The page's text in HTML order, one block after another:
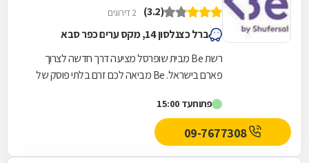
(3.2) 2 דירוגים
ברל כצנלסון 14, מקס ערים כפר סבא
רשת Be מבית שופרסל מציעה דרך חדשה לצרוך
פארם בישראל. Be מביאה לכם זרם בלתי פוסק של
ובחו"ל, כזה...
פתוחעד 15:00
09-7677308